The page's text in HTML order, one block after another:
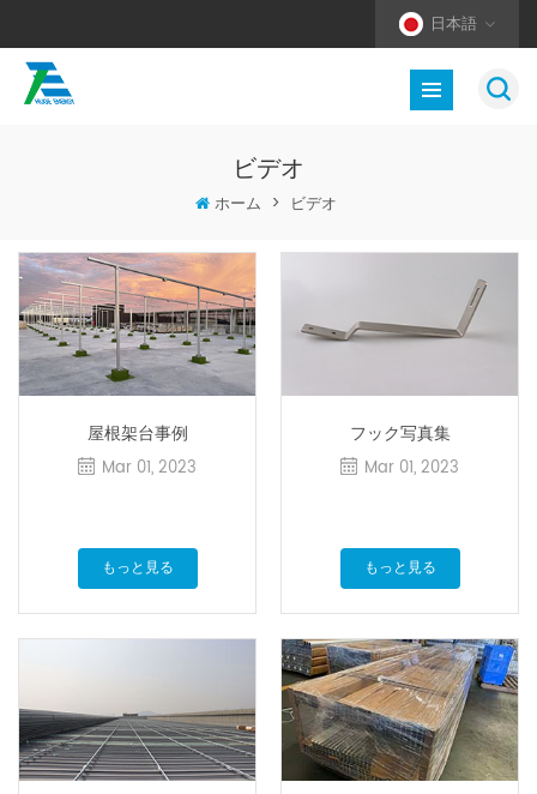
日本語
ビデオ
ホーム > ビデオ
屋根架台事例
Mar 01, 2023
もっと見る
フック写真集
Mar 01, 2023
もっと見る